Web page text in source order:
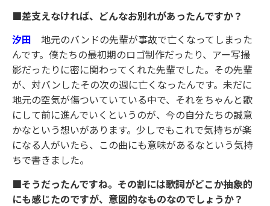
■差支えなければ、どんなお別れがあったんですか？
汐田 地元のバンドの先輩が事故で亡くなってしまった
んです。僕たちの最初期のロゴ制作だったり、アー写撮
影だったりに密に関わってくれた先輩でした。その先輩
が、対バンしたその次の週に亡くなったんです。未だに
地元の空気が傷ついていている中で、それをちゃんと歌
にして前に進んでいくというのが、今の自分たちの誠意
かなという想いがあります。少しでもこれで気持ちが楽
になる人がいたら、この曲にも意味があるなという気持
ちで書きました。
■そうだったんですね。その割には歌詞がどこか抽象的
にも感じたのですが、意図的なものなのでしょうか？